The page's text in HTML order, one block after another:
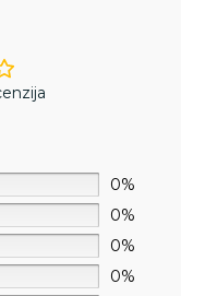
0%
0%
0%
0%